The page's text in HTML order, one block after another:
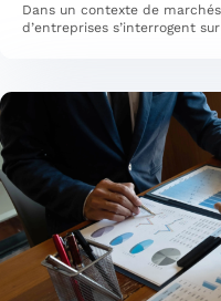
Dans un contexte de
d’entreprises s’interrogent